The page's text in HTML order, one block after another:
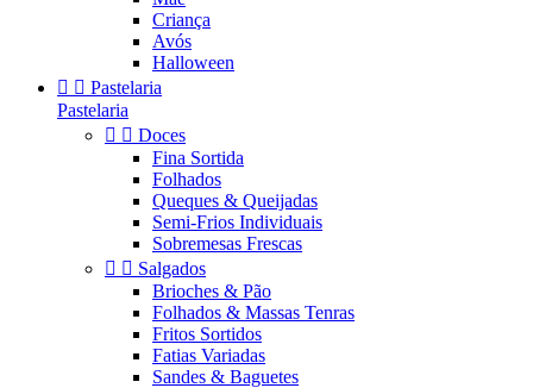
Criança
Avós
Halloween
  Pastelaria
Pastelaria
  Doces
Fina Sortida
Folhados
Queques & Queijadas
Semi-Frios Individuais
Sobremesas Frescas
  Salgados
Brioches & Pão
Folhados & Massas Tenras
Fritos Sortidos
Fatias Variadas
Sandes & Baguetes